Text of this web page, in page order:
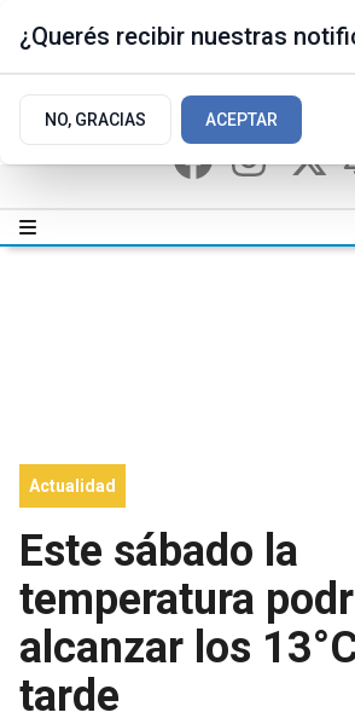
Actualidad
Este sábado la
temperatura
alcanzar los
tarde
¿Querés recibir nuestras
NO, GRACIAS ACEPTAR